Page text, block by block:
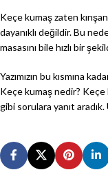
Keçe kumaş zaten
dayanıklı değildir. Bu
masasını bile hızlı bir
Yazımızın bu kısmına
Keçe kumaş nedir? Keçe
gibi sorulara yanıt aradık.